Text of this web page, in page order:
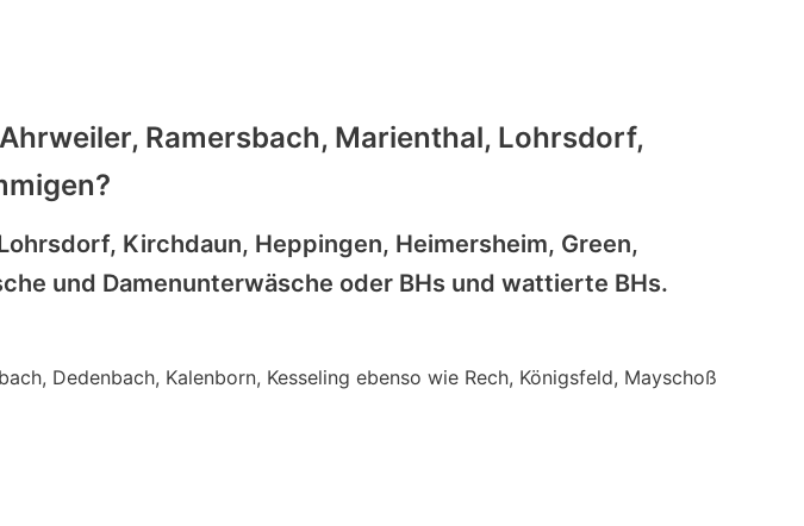
Ramersbach, Marienthal, Lohrsdorf,
Kirchdaun, Heppingen, Heimersheim, Green,
und Damenunterwäsche oder BHs und wattierte BHs.
Dedenbach, Kalenborn, Kesseling ebenso wie Rech, Königsfeld, Mayschoß